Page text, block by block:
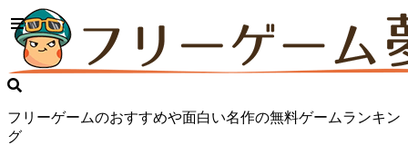
フリーゲームのおすすめや面白い名作の無料ゲームランキン
グ